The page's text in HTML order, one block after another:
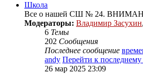
Школа
Все о нашей СШ № 24.
Модераторы: Владимир Засухин,
6 Темы
202 Сообщения
Последнее сообщение
andy Перейти к
26 мар 2025 23:09